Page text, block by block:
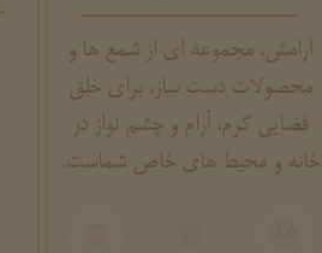
آرامش، مجموعه ای از شمع ها و
محصولات دست ساز، برای خلق
فضایی گرم، آرام و چشم نواز در
خانه و محیط های خاص شماست.